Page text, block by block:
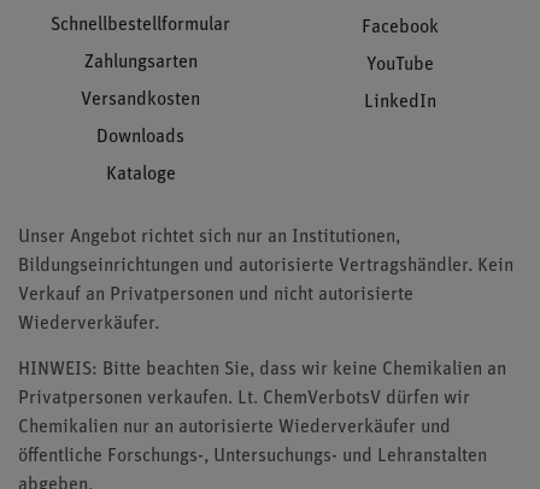
Schnellbestellformular
Zahlungsarten
Versandkosten
Downloads
Kataloge
Facebook
YouTube
LinkedIn
Unser Angebot richtet sich nur an Institutionen,
Bildungseinrichtungen und autorisierte Vertragshändler. Kein
Verkauf an Privatpersonen und nicht autorisierte
Wiederverkäufer.
HINWEIS: Bitte beachten Sie, dass wir keine Chemikalien an
Privatpersonen verkaufen. Lt. ChemVerbotsV dürfen wir
Chemikalien nur an autorisierte Wiederverkäufer und
öffentliche Forschungs-, Untersuchungs- und Lehranstalten